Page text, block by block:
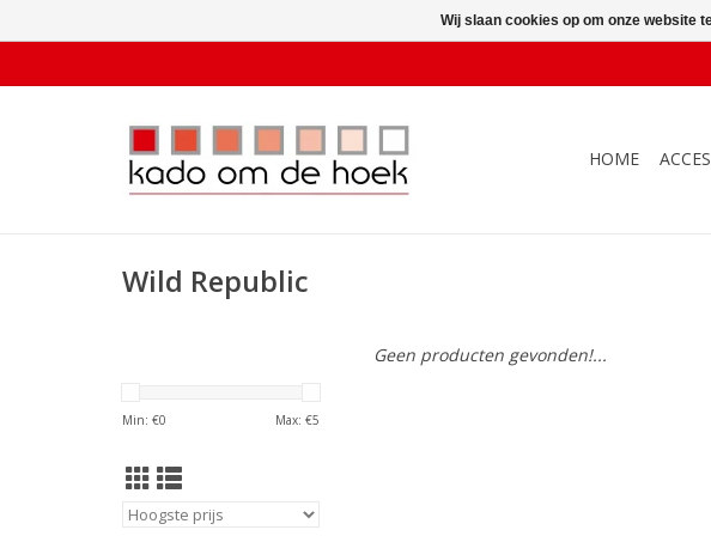
HOME
Wild Republic
Min: €0 Max: €5
Geen producten gevonden!...
Wij slaan cookies op om onze website